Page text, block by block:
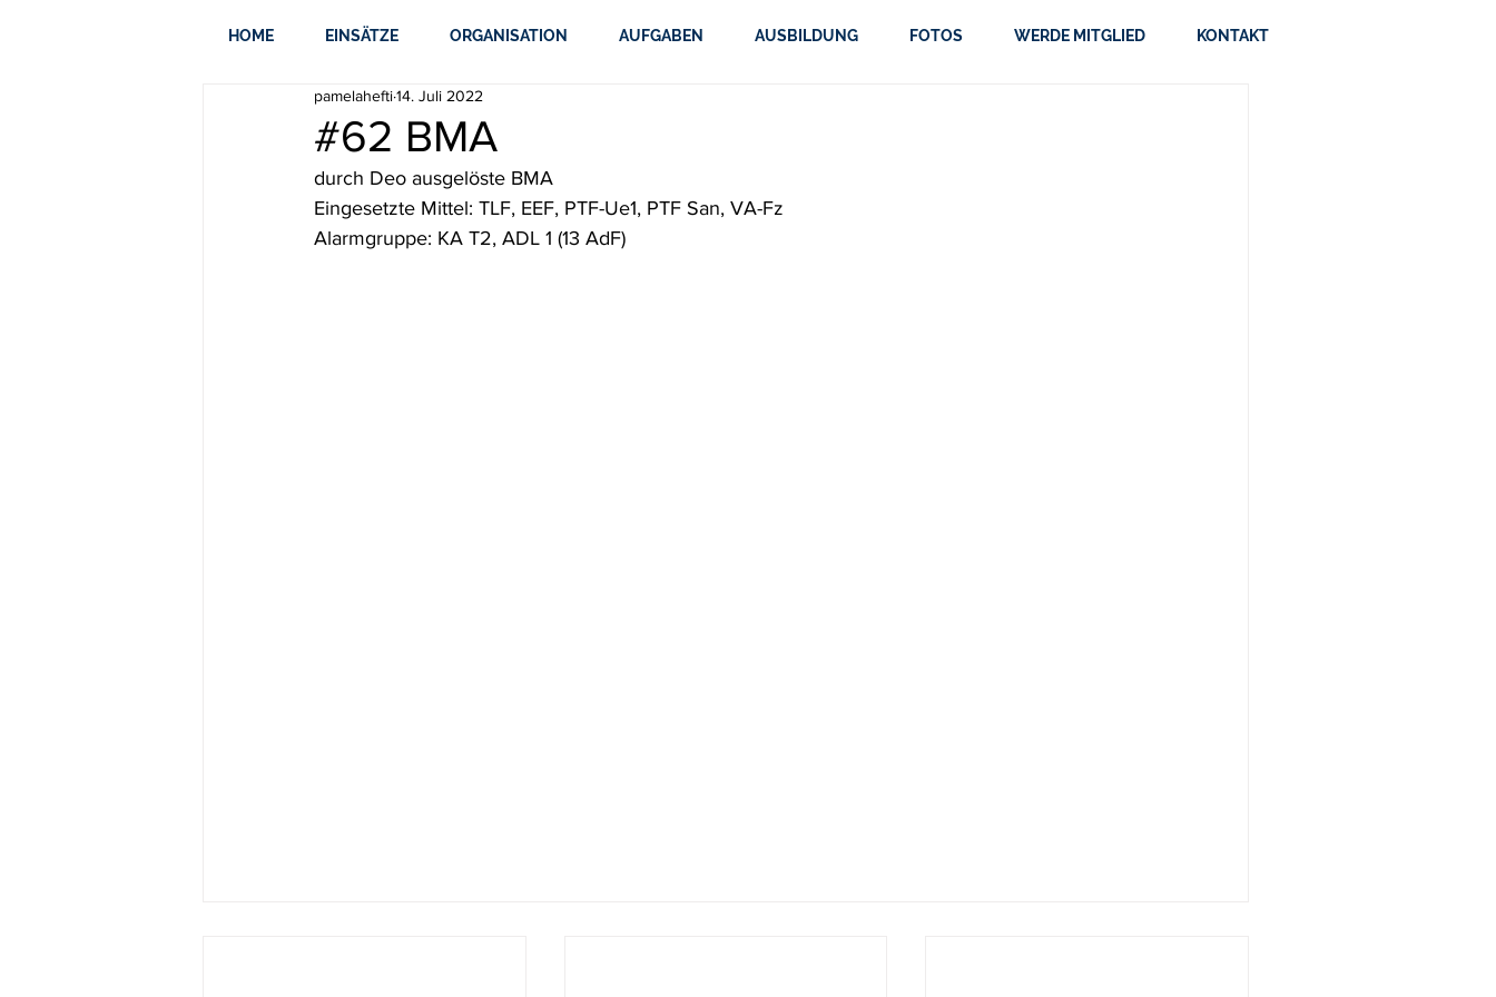
HOME EINSÄTZE ORGANISATION AUFGABEN AUSBILDUNG FOTOS WERDE MITGLIED KONTAKT
#62 BMA
pamelahefti14. Juli 2022
durch Deo ausgelöste BMA
Eingesetzte Mittel: TLF, EEF, PTF-Ue1, PTF San, VA-Fz
Alarmgruppe: KA T2, ADL 1 (13 AdF)